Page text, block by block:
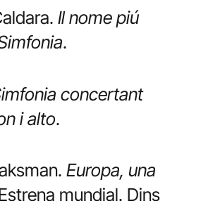
Il nome piú
.
concertant
i alto.
Europa, una
mundial. Dins